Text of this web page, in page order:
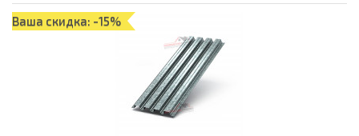
Ваша скидка: -15%